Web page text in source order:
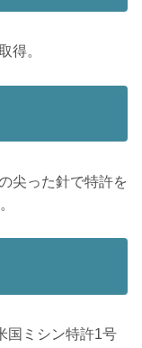
得。
尖った針で特許を
国ミシン特許1号